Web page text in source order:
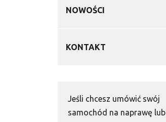
NOWOŚCI
KONTAKT
Jeśli chcesz umówić swój
samochód na naprawę lub